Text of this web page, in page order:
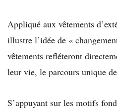
Appliqué aux vêtements
illustre l’idée de «
vêtements refléteront
leur vie, le parcours unique
S’appuyant sur les motifs